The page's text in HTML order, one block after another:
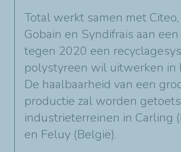
Total werkt samen met
Gobain en Syndifrais aan
tegen 2020 een
polystyreen wil uitwerken in
De haalbaarheid van een
productie zal worden
industrieterreinen in Carling
en Feluy (België).